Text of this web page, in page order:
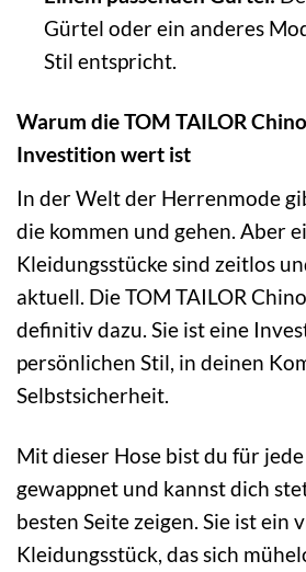
Gürtel oder ein anderes
Stil entspricht.
Warum die TOM TAILOR
Investition wert ist
In der Welt der Herrenmode
die kommen und gehen. Aber
Kleidungsstücke sind zeitlos
aktuell. Die TOM TAILOR
definitiv dazu. Sie ist eine
persönlichen Stil, in deinen
Selbstsicherheit.
Mit dieser Hose bist du für
gewappnet und kannst dich
besten Seite zeigen. Sie ist ein
Kleidungsstück, das sich